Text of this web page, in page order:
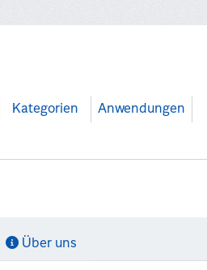
Kategorien Anwendungen
Über uns